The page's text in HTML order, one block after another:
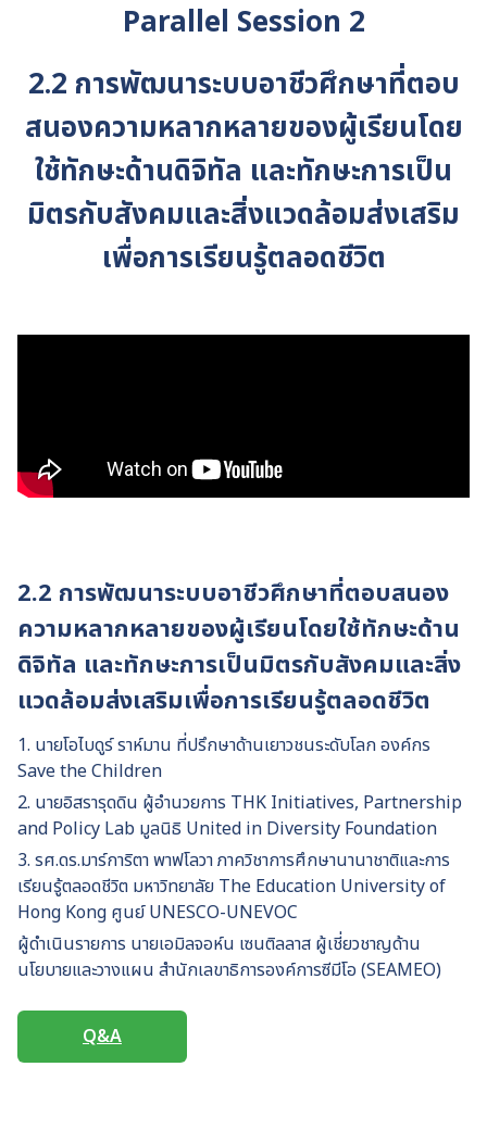
Parallel Session 2
2.2 การพัฒนาระบบอาชีวศึกษาที่ตอบ
สนองความหลากหลายของผู้เรียนโดย
ใช้ทักษะด้านดิจิทัล และทักษะการเป็น
มิตรกับสังคมและสิ่งแวดล้อมส่งเสริม
เพื่อการเรียนรู้ตลอดชีวิต
2.2 การพัฒนาระบบอาชีวศึกษาที่ตอบสนอง
ความหลากหลายของผู้เรียนโดยใช้ทักษะด้าน
ดิจิทัล และทักษะการเป็นมิตรกับสังคมและสิ่ง
แวดล้อมส่งเสริมเพื่อการเรียนรู้ตลอดชีวิต
1. นายโอไบดูร์ ราห์มาน ที่ปรึกษาด้านเยาวชนระดับโลก องค์กร
Save the Children
2. นายอิสรารุดดิน ผู้อำนวยการ THK Initiatives, Partnership
and Policy Lab มูลนิธิ United in Diversity Foundation
3. รศ.ดร.มาร์การิตา พาฟโลวา ภาควิชาการศึกษานานาชาติและการ
เรียนรู้ตลอดชีวิต มหาวิทยาลัย The Education University of
Hong Kong ศูนย์ UNESCO-UNEVOC
ผู้ดำเนินรายการ นายเอมิลจอห์น เซนติลลาส ผู้เชี่ยวชาญด้าน
นโยบายและวางแผน สำนักเลขาธิการองค์การซีมีโอ (SEAMEO)
Q&A